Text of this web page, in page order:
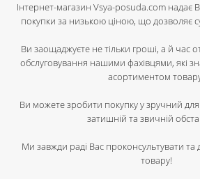
Інтернет-магазин Vsya-posuda.com надає
покупки за низькою ціною, що дозволяє
Ви заощаджуєте не тільки гроші, а й
обслуговування нашими фахівцями, які
асортиментом
Ви можете зробити покупку у зручний для
затишній та звичній
Ми завжди раді Вас проконсультувати
товару!